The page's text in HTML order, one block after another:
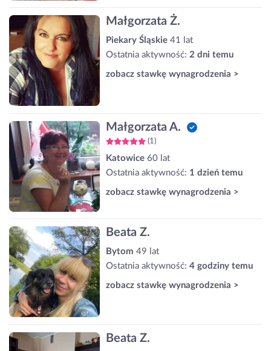
Małgorzata Ż.
Piekary Śląskie 41 lat
Ostatnia aktywność: 2 dni temu
zobacz stawkę wynagrodzenia >
Małgorzata A.
(1)
Katowice 60 lat
Ostatnia aktywność: 1 dzień temu
zobacz stawkę wynagrodzenia >
Beata Z.
Bytom 49 lat
Ostatnia aktywność: 4 godziny temu
zobacz stawkę wynagrodzenia >
Beata Z.